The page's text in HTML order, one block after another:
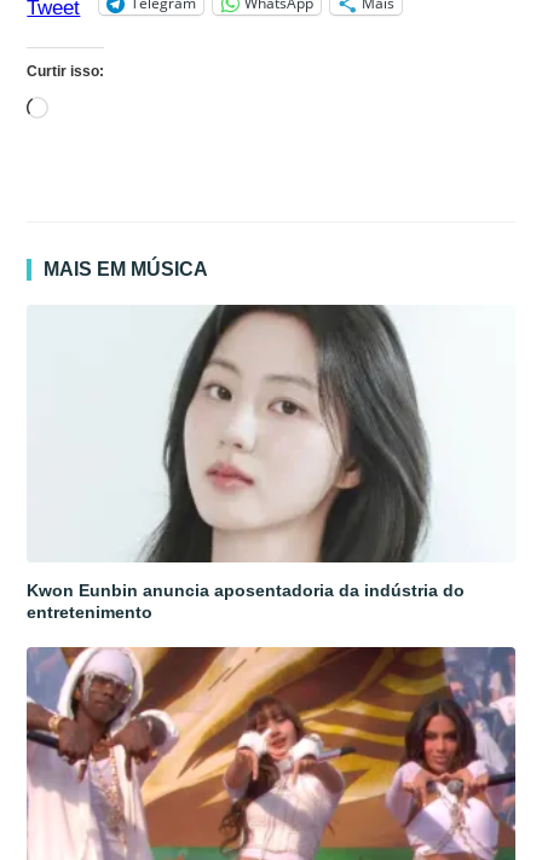
Tweet
Curtir isso:
Carregando...
MAIS EM MÚSICA
Kwon Eunbin anuncia aposentadoria da indústria do
entretenimento